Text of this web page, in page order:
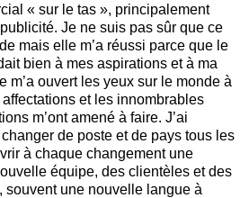
« sur le tas », principalement
Je ne suis pas sûr que ce
mais elle m’a réussi parce que le
bien à mes aspirations et à ma
m’a ouvert les yeux sur le monde à
et les innombrables
m’ont amené à faire. J’ai
de poste et de pays tous les
à chaque changement une
équipe, des clientèles et des
souvent une nouvelle langue à